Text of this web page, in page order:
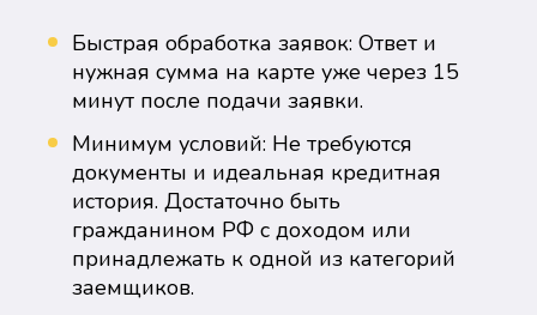
Быстрая обработка заявок: Ответ и
нужная сумма на карте уже через 15
минут после подачи заявки.
Минимум условий: Не требуются
документы и идеальная кредитная
история. Достаточно быть
гражданином РФ с доходом или
принадлежать к одной из категорий
заемщиков.